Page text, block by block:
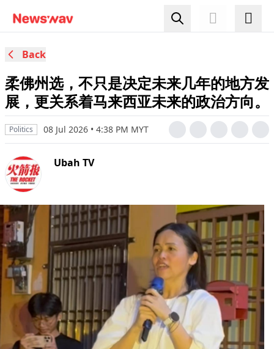
Back
柔佛州选，不只是决定未来几年的地方发
展，更关系着马来西亚未来的政治方向。
Politics 08 Jul 2026 • 4:38 PM MYT
Ubah TV